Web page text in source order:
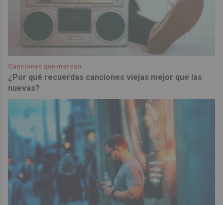
Canciones que marcan
¿Por qué recuerdas canciones viejas mejor que las
nuevas?